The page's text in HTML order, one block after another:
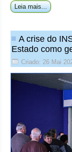
Leia mais...
A crise do
Estado como
Criado: 26 Mai